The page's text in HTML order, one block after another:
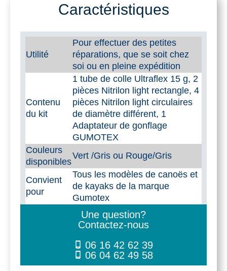
Caractéristiques
Utilité
Pour effectuer des petites
réparations, que se soit chez
soi ou en pleine expédition
Contenu
du kit
1 tube de colle Ultraflex 15 g, 2
pièces Nitrilon light rectangle, 4
pièces Nitrilon light circulaires
de diamètre différent, 1
Adaptateur de gonflage
GUMOTEX
Couleurs
disponibles
Vert /Gris ou Rouge/Gris
Convient
pour
Tous les modèles de canoës et
de kayaks de la marque
Gumotex
Une question?
Contactez-nous
06 16 42 62 39
06 04 62 49 58